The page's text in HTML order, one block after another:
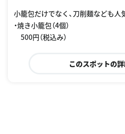
小籠包だけでなく、刀削麺なども人
・焼き小籠包（4個）
500円（税込み）
このスポットの